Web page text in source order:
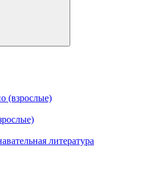
(взрослые)
литература